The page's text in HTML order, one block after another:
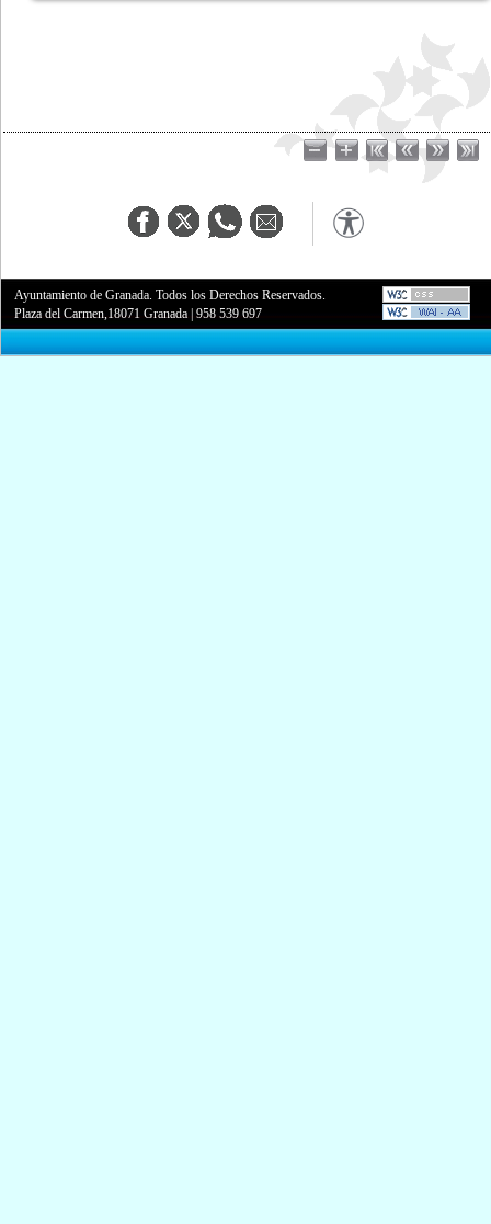
Ayuntamiento de Granada. Todos los Derechos Reservados.
Plaza del Carmen,18071 Granada |958 539 697